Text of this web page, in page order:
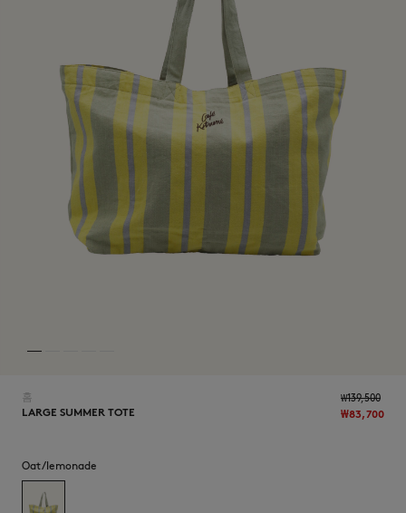
홈
LARGE SUMMER TOTE
₩83,700
₩139,500
Oat/lemonade